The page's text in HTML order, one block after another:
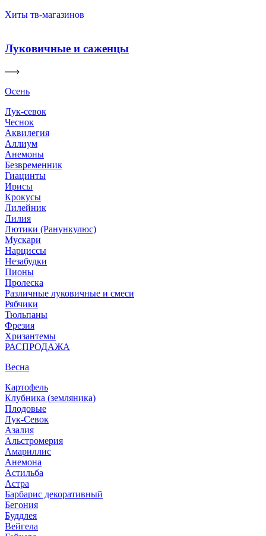
Хиты тв-магазинов
Луковичные и саженцы
Осень
Лук-севок
Чеснок
Аквилегия
Аллиум
Анемоны
Безвременник
Гиацинты
Ирисы
Крокусы
Лилейник
Лилия
Лютики (Ранункулюс)
Мускари
Нарцисcы
Незабудки
Пионы
Пролеска
Различные луковичные и смеси
Рябчики
Тюльпаны
Фрезия
Хризантемы
РАСПРОДАЖА
Весна
Картофель
Клубника (земляника)
Плодовые
Лук-Севок
Азалия
Альстромерия
Амариллис
Анемона
Астильба
Астра
Барбарис декоративный
Бегония
Буддлея
Вейгела